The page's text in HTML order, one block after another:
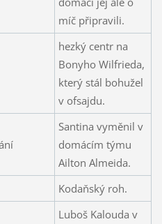
míč připravili.
hezký centr na
Bonyho Wilfrieda,
který stál bohužel
v ofsajdu.
Santina vyměnil v
domácím týmu
Ailton Almeida.
Kodaňský roh.
Luboš Kalouda v